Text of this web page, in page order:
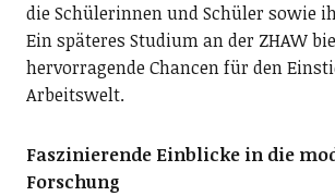
die Schülerinnen und Schüler sowie
Ein späteres Studium an der ZHAW
hervorragende Chancen für den
Arbeitswelt.
Faszinierende Einblicke in die
Forschung